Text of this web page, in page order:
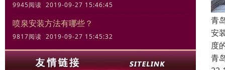
9945阅读 2019-09-27 15:46:45
喷泉安装方法有哪些？
9817阅读 2019-09-27 15:45:32
青
安
度
青